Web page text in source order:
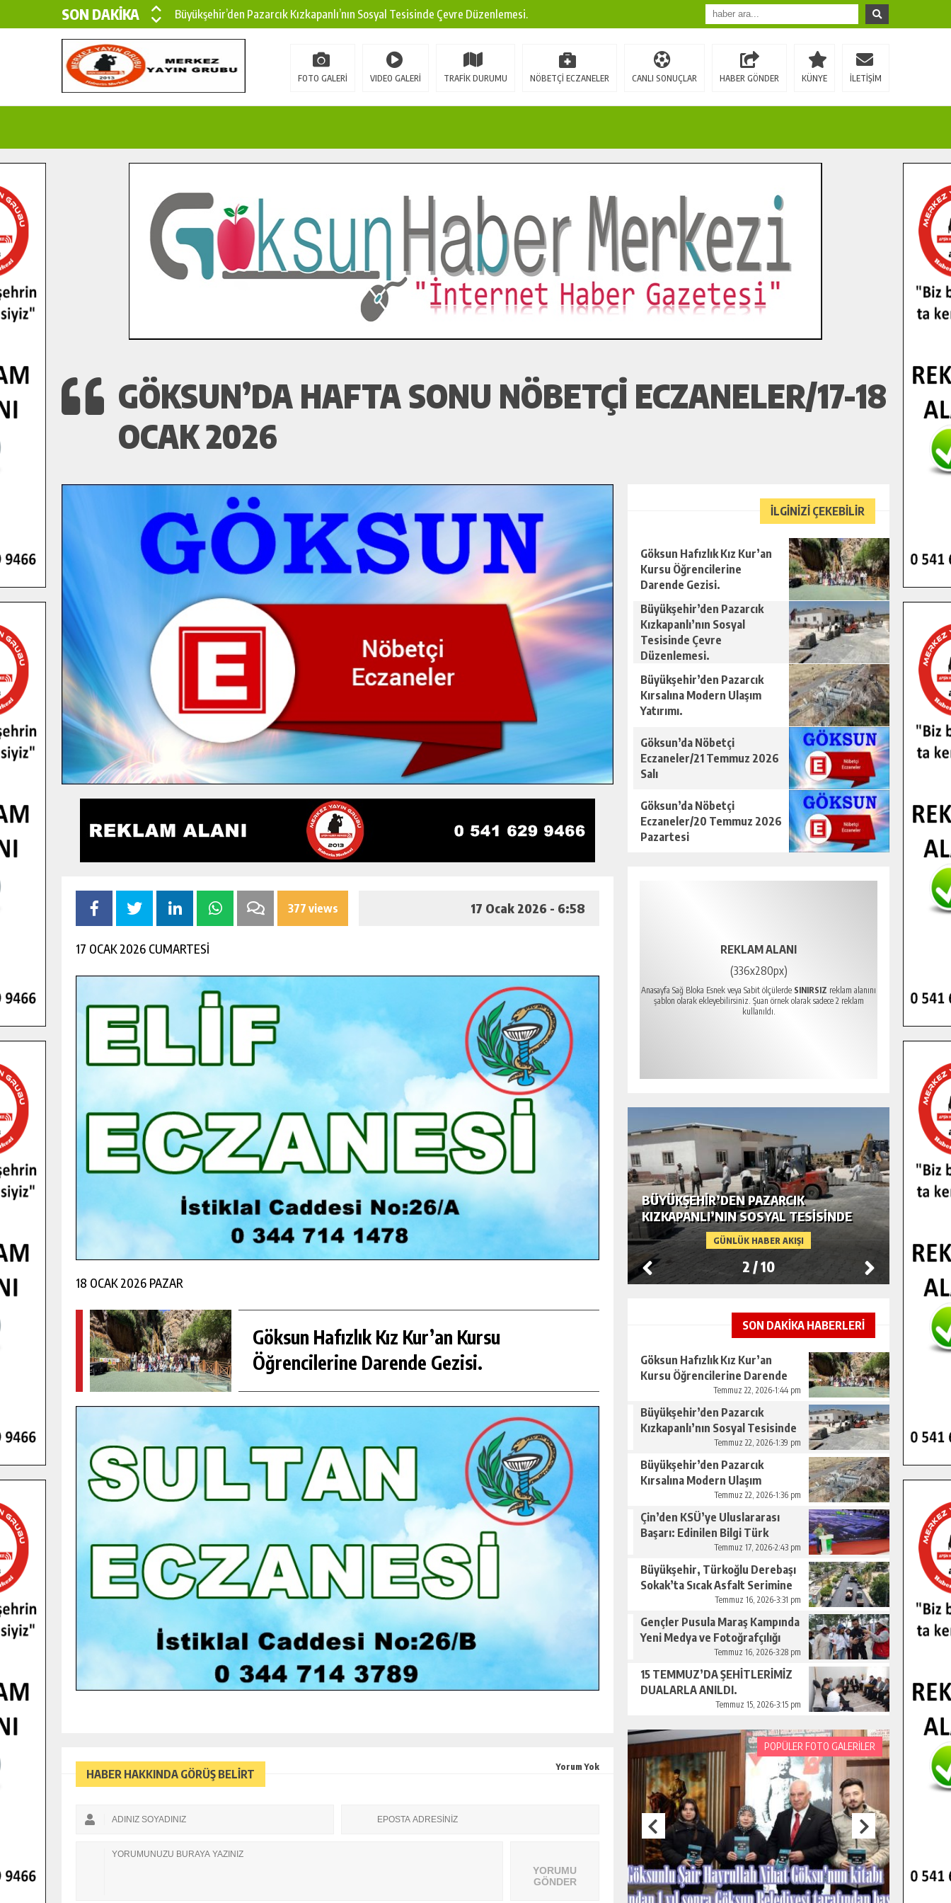
SON DAKİKA
Büyükşehir’den Pazarcık Kızkapanlı’nın Sosyal Tesisinde Çevre Düzenlemesi.
Büyükşehir’den Pazarcık Kırsalına Modern Ulaşım Yatırımı.
Çin’den KSÜ’ye Uluslararası Başarı: Edinilen Bilgi Türk Tarımına Katkı Sağlayacak.
İlçe Jandarma Komutanı Karakaya’dan Başkan Cüce’ye Veda Ziyareti.
Bertiz’in Yeni Köprüsünde Sona Doğru.
FOTO GALERİ VIDEO GALERİ TRAFİK DURUMU NÖBETÇİ ECZANELER CANLI SONUÇLAR HABER GÖNDER KÜNYE İLETİŞİM
GÖKSUN’DA HAFTA SONU NÖBETÇI ECZANELER/17-18
OCAK 2026
377 views 17 Ocak 2026 - 6:58
17 OCAK 2026 CUMARTESİ
18 OCAK 2026 PAZAR
Göksun Hafızlık Kız Kur’an Kursu
Öğrencilerine Darende Gezisi.
HABER HAKKINDA GÖRÜŞ BELİRT
Yorum Yok
YORUMU
GÖNDER
İLGİNİZİ ÇEKEBİLİR
Göksun Hafızlık Kız Kur’an
Kursu Öğrencilerine
Darende Gezisi.
Büyükşehir’den Pazarcık
Kızkapanlı’nın Sosyal
Tesisinde Çevre
Düzenlemesi.
Büyükşehir’den Pazarcık
Kırsalına Modern Ulaşım
Yatırımı.
Göksun’da Nöbetçi
Eczaneler/21 Temmuz 2026
Salı
Göksun’da Nöbetçi
Eczaneler/20 Temmuz 2026
Pazartesi
REKLAM ALANI
(336x280px)
Anasayfa Sağ Bloka Esnek veya Sabit ölçülerde SINIRSIZ reklam alanını
şablon olarak ekleyebilirsiniz. Şuan örnek olarak sadece 2 reklam
kullanıldı.
GÜNLÜK HABER AKIŞI
GENÇLER PUSULA MARAŞ KAMPINDA
YENI MEDYA VE FOTOĞRAFÇILIĞI
KEŞFETTI.
GÖKSUN HAFIZLIK KIZ KUR’AN KURSU
ÖĞRENCILERINE DARENDE GEZISI.
GÜNLÜK HABER AKIŞI
BÜYÜKŞEHIR’DEN PAZARCIK
KIZKAPANLI’NIN SOSYAL TESISINDE
ÇEVRE DÜZENLEMESI.
2 /10
SON DAKİKA HABERLERİ
Göksun Hafızlık Kız Kur’an
Kursu Öğrencilerine Darende
Temmuz 22, 2026-1:44 pm
Büyükşehir’den Pazarcık
Kızkapanlı’nın Sosyal Tesisinde
Çevre Düzenlemesi.Temmuz 22, 2026-1:39 pm
Büyükşehir’den Pazarcık
Kırsalına Modern Ulaşım
Temmuz 22, 2026-1:36 pm
Çin’den KSÜ’ye Uluslararası
Başarı: Edinilen Bilgi Türk
Tarımına Katkı Sağlayacak.
Temmuz 17, 2026-2:43 pm
Büyükşehir, Türkoğlu Derebaşı
Sokak’ta Sıcak Asfalt Serimine
Temmuz 16, 2026-3:31 pm
Gençler Pusula Maraş Kampında
Yeni Medya ve Fotoğrafçılığı
Temmuz 16, 2026-3:28 pm
15 TEMMUZ’DA ŞEHİTLERİMİZ
DUALARLA ANILDI.
Temmuz 15, 2026-3:15 pm
POPÜLER FOTO GALERİLER